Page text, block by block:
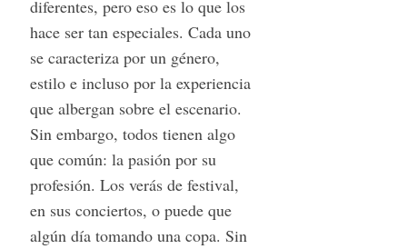
diferentes, pero eso es lo que los
hace ser tan especiales. Cada uno
se caracteriza por un género,
estilo e incluso por la experiencia
que albergan sobre el escenario.
Sin embargo, todos tienen algo
que común: la pasión por su
profesión. Los verás de festival,
en sus conciertos, o puede que
algún día tomando una copa. Sin